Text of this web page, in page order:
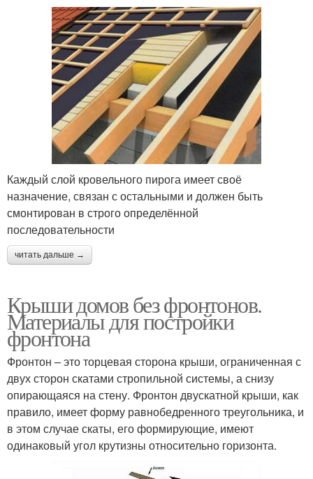
Каждый слой кровельного пирога имеет своё
назначение, связан с остальными и должен быть
смонтирован в строго определённой
последовательности
читать дальше →
Крыши домов без фронтонов.
Материалы для постройки
фронтона
Фронтон – это торцевая сторона крыши, ограниченная с
двух сторон скатами стропильной системы, а снизу
опирающаяся на стену. Фронтон двускатной крыши, как
правило, имеет форму равнобедренного треугольника, и
в этом случае скаты, его формирующие, имеют
одинаковый угол крутизны относительно горизонта.